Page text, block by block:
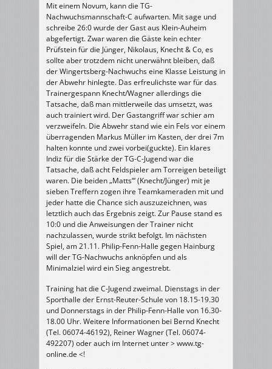
Mit einem Novum, kann die TG-
Nachwuchsmannschaft-C aufwarten. Mit sage und
schreibe 26:0 wurde der Gast aus Klein-Auheim
abgefertigt. Zwar waren die Gäste kein echter
Prüfstein für die Jünger, Nikolaus, Knecht & Co, es
sollte aber trotzdem nicht unerwähnt bleiben, daß
der Wingertsberg-Nachwuchs eine Klasse Leistung in
der Abwehr hinlegte. Das erfreulichste war für das
Trainergespann Knecht/Wagner allerdings die
Tatsache, daß man mittlerweile das umsetzt, was
auch trainiert wird. Der Gastangriff war schier am
verzweifeln. Die Abwehr stand wie ein Fels vor einem
überragenden Markus Müller im Kasten, der drei 7m
halten konnte und zwei vorbei(guckte). Ein klares
Indiz für die Stärke der TG-C-Jugend war die
Tatsache, daß acht Feldspieler am Torreigen beteiligt
waren. Die beiden „Matts‘“ (Knecht/Jünger) mit je
sieben Treffern zogen ihre Teamkameraden mit und
jeder hatte die Chance sich auszuzeichnen, was
letztlich auch das Ergebnis zeigt. Zur Pause stand es
10:0 und die Anweisungen der Trainer nicht
nachzulassen, wurde strikt befolgt. Im nächsten
Spiel, am 21.11. Philip-Fenn-Halle gegen Hainburg
will der TG-Nachwuchs anknöpfen und als
Minimalziel wird ein Sieg angestrebt.
Training hat die C-Jugend zweimal. Dienstags in der
Sporthalle der Ernst-Reuter-Schule von 18.15-19.30
und Donnerstags in der Philip-Fenn-Halle von 16.30-
18.00 Uhr. Weitere Informationen bei Bernd Knecht
(Tel. 06074-46192), Reiner Wagner (Tel. 06074-
492207) oder auch im Internet unter > www.tg-
online.de <!